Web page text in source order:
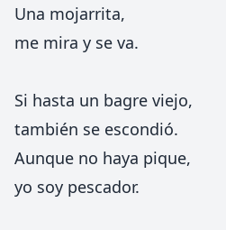
Una mojarrita,
me mira y se va.
Si hasta un bagre viejo,
también se escondió.
Aunque no haya pique,
yo soy pescador.